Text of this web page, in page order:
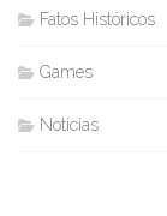
Fatos Históricos
Games
Noticias